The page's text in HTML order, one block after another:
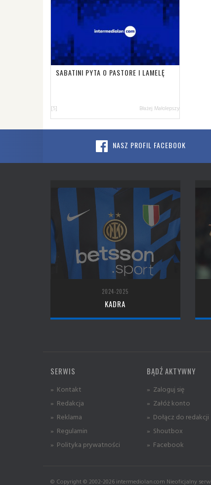
SABATINI PYTA O PASTORE I LAMELĘ
[5] Błażej Małolepszy
NASZ PROFIL FACEBOOK
2024-2025
KADRA
SERWIS
» Kontakt
» Redakcja
» Reklama
» Regulamin
» Polityka prywatności
BĄDŹ AKTYWNY
» Zaloguj się
» Załóż konto
» Dołącz do redakcji
» Shoutbox
» Facebook
© Copyright © 2002-2026 intermediolan.com Nieoficjalny